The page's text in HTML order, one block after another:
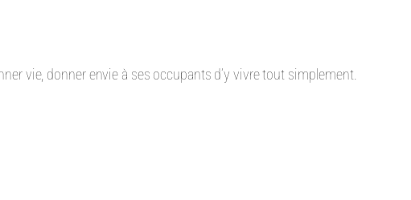
vie, donner envie à ses occupants d’y vivre tout simplement.